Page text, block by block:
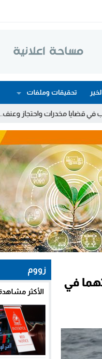
تحقيقات وملفات
وعنف.. توقيف هولندي بوجدة
التهريب الدولي للمخدرات .. إيقاف 30 متهما في
زووم
الأكثر